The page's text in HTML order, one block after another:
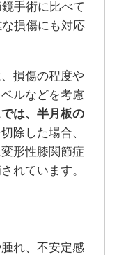
手術に比べて
損傷にも対応
損傷の程度や
ルなどを考慮
は、半月板の
除した場合、
形性膝関節症
れています。
れ、不安定感